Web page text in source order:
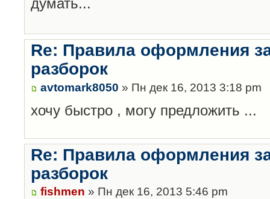
Re: Правила оформления
разборок
avtomark8050 » Пн дек 16, 2013 3:18 pm
хочу быстро , могу предложить ...
Re: Правила оформления
разборок
fishmen » Пн дек 16, 2013 5:46 pm